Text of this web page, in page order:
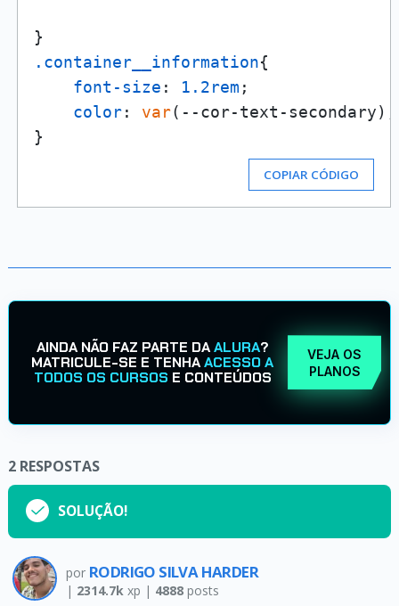
.container__information{
font-size : 1.2rem ;
color: var(--cor-text-secondary);
COPIAR CÓDIGO
AINDA NÃO FAZ PARTE DAALURA?
MATRICULE-SE E TENHAACESSO A
TODOS OS CURSOS E CONTEÚDOS
VEJA OS
PLANOS
2 RESPOSTAS
SOLUÇÃO!
por RODRIGO SILVA HARDER
| 2314.7k xp | 4888posts